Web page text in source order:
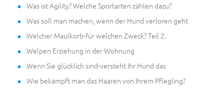
Was ist Agility? Welche Sportarten zählen dazu?
Was soll man machen, wenn der Hund verloren geht
Welcher Maulkorb-für welchen Zweck? Teil 2.
Welpen Erziehung in der Wohnung
Wenn Sie glücklich sind-versteht Ihr Hund das
Wie bekämpft man das Haaren von Ihrem Pflegling?